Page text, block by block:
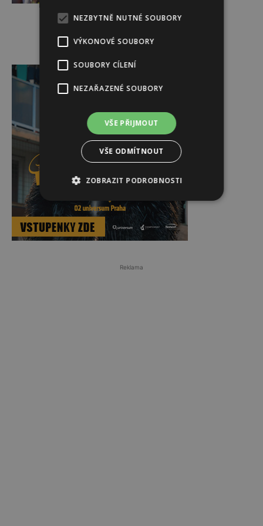
Reklama
NEZBYTNĚ NUTNÉ SOUBORY
VÝKONOVÉ SOUBORY
SOUBORY CÍLENÍ
NEZAŘAZENÉ SOUBORY
VŠE PŘIJMOUT
VŠE ODMÍTNOUT
ZOBRAZIT PODROBNOSTI